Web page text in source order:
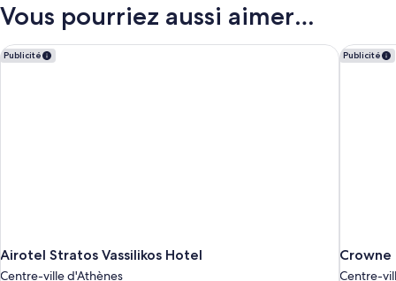
de
Chambre
Quadruple
Vous pourriez aussi aimer…
Publicité
Airotel Stratos Vassilikos Hotel
Centre-ville d'Athènes
Airotel Stratos Vassilikos Hotel Publicité
Crowne
Centre-
Crowne